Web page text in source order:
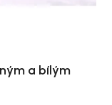
a bílým